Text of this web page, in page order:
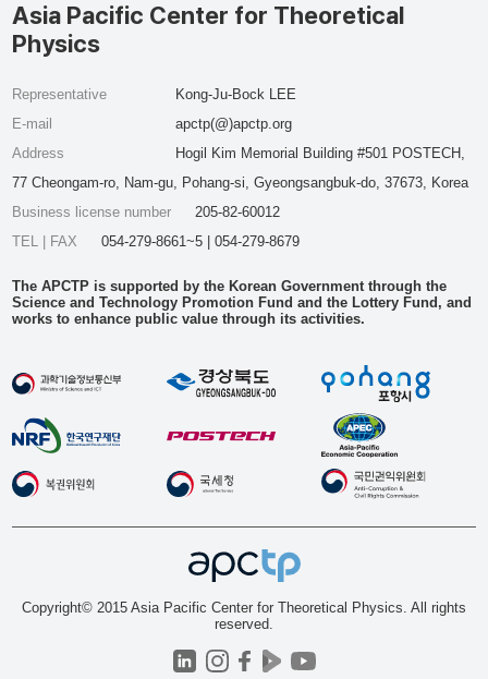
Asia Pacific Center for Theoretical
Physics
Representative
Kong-Ju-Bock LEE
E-mail
apctp(@)apctp.org
Address
Hogil Kim Memorial Building #501 POSTECH,
77 Cheongam-ro, Nam-gu, Pohang-si, Gyeongsangbuk-do, 37673, Korea
Business license number
205-82-60012
TEL | FAX
054-279-8661~5 | 054-279-8679
The APCTP is supported by the Korean Government through the
Science and Technology Promotion Fund and the Lottery Fund, and
works to enhance public value through its activities.
Copyright© 2015 Asia Pacific Center for Theoretical Physics. All rights
reserved.